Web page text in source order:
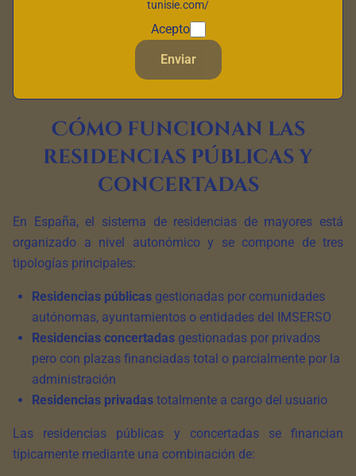
mecanismos de financiación y procesos de admisión
aunque en la mayoría de los países la calidad de los
cuidados depende más del establecimiento concreto que
de su estatus público o privado.
Cómo funcionan las
residencias públicas y
concertadas
En España, el sistema de residencias de mayores está
organizado a nivel autonómico y se compone de tres
tipologías principales:
Residencias públicas gestionadas por comunidades
autónomas, ayuntamientos o entidades del IMSERSO
Residencias concertadas gestionadas por privados
pero con plazas financiadas total o parcialmente por la
administración
Residencias privadas totalmente a cargo del usuario
Las residencias públicas y concertadas se financian
típicamente mediante una combinación de:
tunisie.com/
Acepto
Enviar